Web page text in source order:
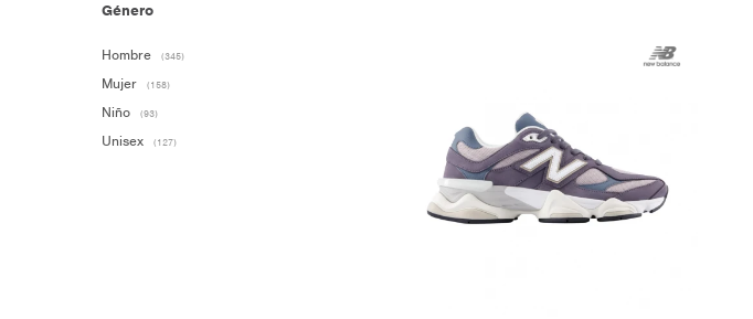
Género
Hombre (345)
Mujer (158)
Niño (93)
Unisex (127)